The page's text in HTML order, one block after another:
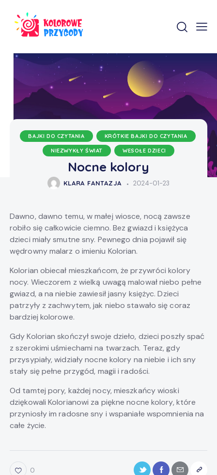
BAJKI DO CZYTANIA KRÓTKIE BAJKI DO CZYTANIA
NIEZWYKŁY ŚWIAT WESOŁE DZIECI
Nocne kolory
KLARA FANTAZJA 2024-01-23
Dawno, dawno temu, w małej wiosce, nocą zawsze
robiło się całkowicie ciemno. Bez gwiazd i księżyca
dzieci miały smutne sny. Pewnego dnia pojawił się
wędrowny malarz o imieniu Kolorian.
Kolorian obiecał mieszkańcom, że przywróci kolory
nocy. Wieczorem z wielką uwagą malował niebo pełne
gwiazd, a na niebie zawiesił jasny księżyc. Dzieci
patrzyły z zachwytem, jak niebo stawało się coraz
bardziej kolorowe.
Gdy Kolorian skończył swoje dzieło, dzieci poszły spać
z szerokimi uśmiechami na twarzach. Teraz, gdy
przysypiały, widziały nocne kolory na niebie i ich sny
stały się pełne przygód, magii i radości.
Od tamtej pory, każdej nocy, mieszkańcy wioski
dziękowali Kolorianowi za piękne nocne kolory, które
przyniosły im radosne sny i wspaniałe wspomnienia na
całe życie.
0